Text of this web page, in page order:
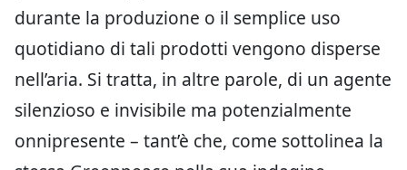
durante la produzione o il semplice uso
quotidiano di tali prodotti vengono disperse
nell’aria. Si tratta, in altre parole, di un agente
silenzioso e invisibile ma potenzialmente
onnipresente – tant’è che, come sottolinea la